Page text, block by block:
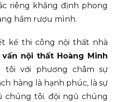
riêng khẳng định phong
hầm rượu mình.
kế thi công nội thất nhà
vấn nội thất Hoàng Minh
tôi với phương châm sự
hàng là hạnh phúc, là sự
chúng tôi. đội ngũ chúng